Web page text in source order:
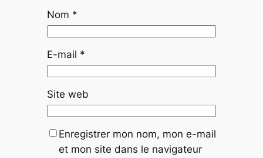
Nom *
E-mail *
Site web
Enregistrer mon nom, mon e-mail
et mon site dans le navigateur